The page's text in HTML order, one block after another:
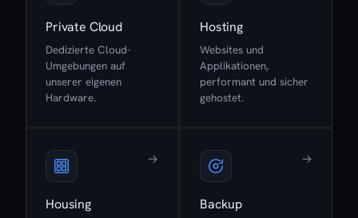
Private Cloud
Dedizierte Cloud-
Umgebungen auf
unserer eigenen
Hardware.
Hosting
Websites und
Applikationen,
performant und sicher
gehostet.
Housing
→
Backup
→